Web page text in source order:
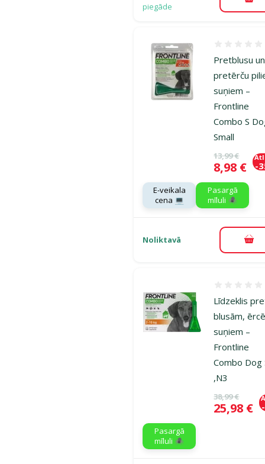
piegāde
Pretblusu un
pretērču
suņiem –
Frontline
Combo S
Small
Oriģinālā
13,99 €
Cena
8,98 € -
E-veikala
cena 💻
Pasargā
mīluli 🕷️
Noliktavā
Līdzeklis
blusām,
suņiem –
Frontline
Combo Dog
,N3
Oriģinālā
38,99 €
Cena
25,98 €
Pasargā
mīluli 🕷️